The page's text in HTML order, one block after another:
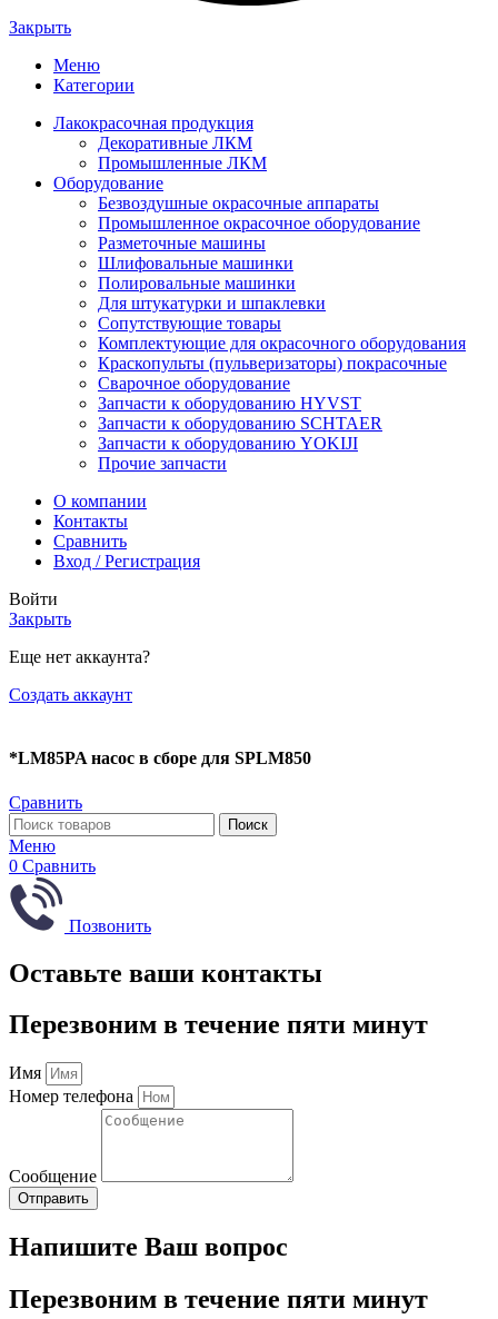
Закрыть
Меню
Категории
Лакокрасочная продукция
Декоративные ЛКМ
Промышленные ЛКМ
Оборудование
Безвоздушные окрасочные аппараты
Промышленное окрасочное оборудование
Разметочные машины
Шлифовальные машинки
Полировальные машинки
Для штукатурки и шпаклевки
Сопутствующие товары
Комплектующие для окрасочного оборудования
Краскопульты (пульверизаторы) покрасочные
Сварочное оборудование
Запчасти к оборудованию HYVST
Запчасти к оборудованию SCHTAER
Запчасти к оборудованию YOKIJI
Прочие запчасти
О компании
Контакты
Сравнить
Вход / Регистрация
Войти
Закрыть
Еще нет аккаунта?
Создать аккаунт
*LM85PA насос в сборе для SPLM850
Сравнить
Поиск
Меню
0 Сравнить
Позвонить
Оставьте ваши контакты
Перезвоним в течение пяти минут
Имя
Номер телефона
Сообщение
Отправить
Напишите Ваш вопрос
Перезвоним в течение пяти минут